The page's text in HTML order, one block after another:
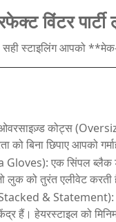
विंटर
सही स्टाइलिंग आपको
कोट्स
बिना छिपाए आपको
Gloves): एक सिंपल
लुक को तुरंत एलीवेट करती
& Statement):
हैं। हेयरस्टाइल को